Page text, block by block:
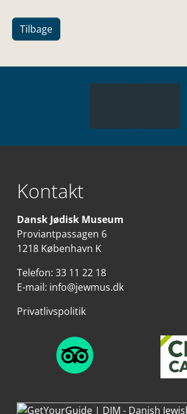
Tilbage
Kontakt
Dansk Jødisk Museum
Proviantpassagen 6
1218 København K
Telefon: 33 11 22 18
E-mail: info@jewmus.dk
Privatlivspolitik